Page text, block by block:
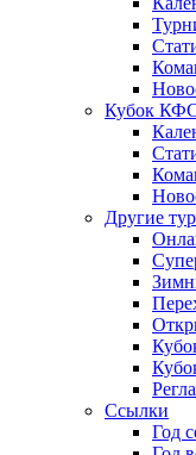
Кубок
Другие
Ссылки
Год